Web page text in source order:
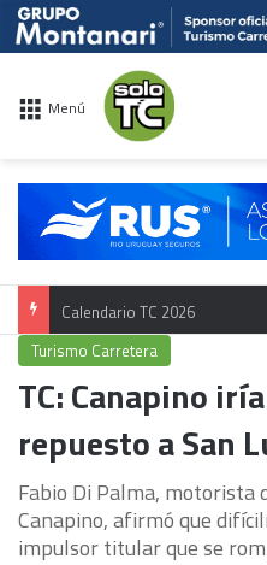
Menú
Calendario TC 2026
Turismo Carretera
TC: Canapino
repuesto a San
Fabio Di Palma, motorista
Canapino, afirmó que
impulsor titular que se